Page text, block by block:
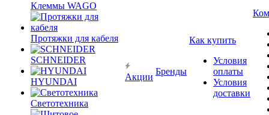
Клеммы WAGO
Протяжки для кабеля
SCHNEIDER
HYUNDAI
Светотехника
Акции
Бренды
Как купить
Условия
оплаты
Условия
доставки